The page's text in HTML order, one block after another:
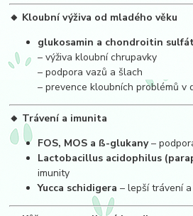
🔸 Kloubní výživa od mladého věku
glukosamin a chondroitin
– výživa kloubní chrupavky
– podpora vazů a šlach
– prevence kloubních problémů v
🔸 Trávení a imunita
FOS, MOS a ß-glukany–
Lactobacillus acidophilus
imunity
Yucca schidigera – lepší trávení